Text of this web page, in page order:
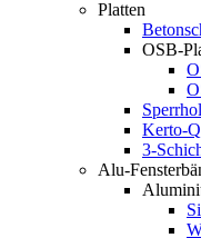
Platten
OSB-
Kerto-
3-
Alu-